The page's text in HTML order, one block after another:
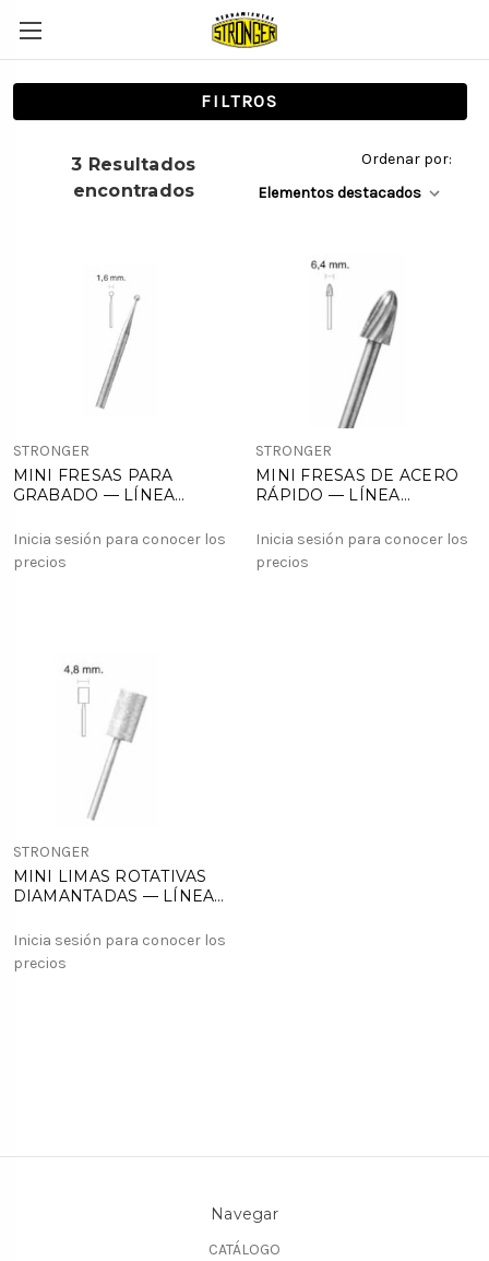
3 Resultados
encontrados
Ordenar por:
FILTROS
STRONGER
MINI FRESAS PARA
GRABADO — LÍNEA
Inicia sesión para conocer los
precios
STRONGER
MINI FRESAS DE ACERO
RÁPIDO — LÍNEA
Inicia sesión para conocer los
precios
STRONGER
MINI LIMAS ROTATIVAS
DIAMANTADAS — LÍNEA
Inicia sesión para conocer los
precios
Navegar
CATÁLOGO